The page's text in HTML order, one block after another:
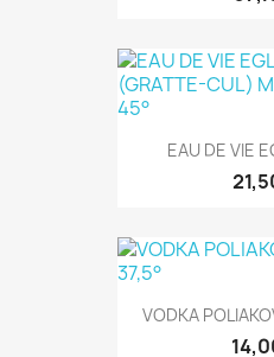
EAU DE VIE
VODKA